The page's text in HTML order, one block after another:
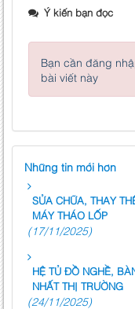
Ý kiến bạn đọc
Bạn cần đăng
bài viết này
Những tin mới hơn
SỬA CHỮA, THAY
MÁY THÁO LỐP
(17/11/2025)
HỆ TỦ ĐỒ NGHỀ,
NHẤT THỊ TRƯỜNG
(24/11/2025)